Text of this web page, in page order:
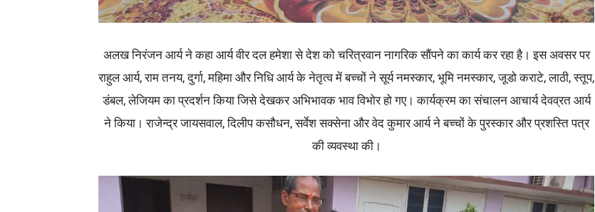
अलख निरंजन आर्य ने कहा आर्य वीर दल हमेशा से देश को चरित्रवान नागरिक सौंपने का कार्य कर रहा है। इस अवसर पर
राहुल आर्य, राम तनय, दुर्गा, महिमा और निधि आर्य के नेतृत्व में बच्चों ने सूर्य नमस्कार, भूमि नमस्कार, जूडो कराटे, लाठी, स्तूप,
डंबल, लेजियम का प्रदर्शन किया जिसे देखकर अभिभावक भाव विभोर हो गए। कार्यक्रम का संचालन आचार्य देवव्रत आर्य
ने किया। राजेन्द्र जायसवाल, दिलीप कसौधन, सर्वेश सक्सेना और वेद कुमार आर्य ने बच्चों के पुरस्कार और प्रशस्ति पत्र
की व्यवस्था की।